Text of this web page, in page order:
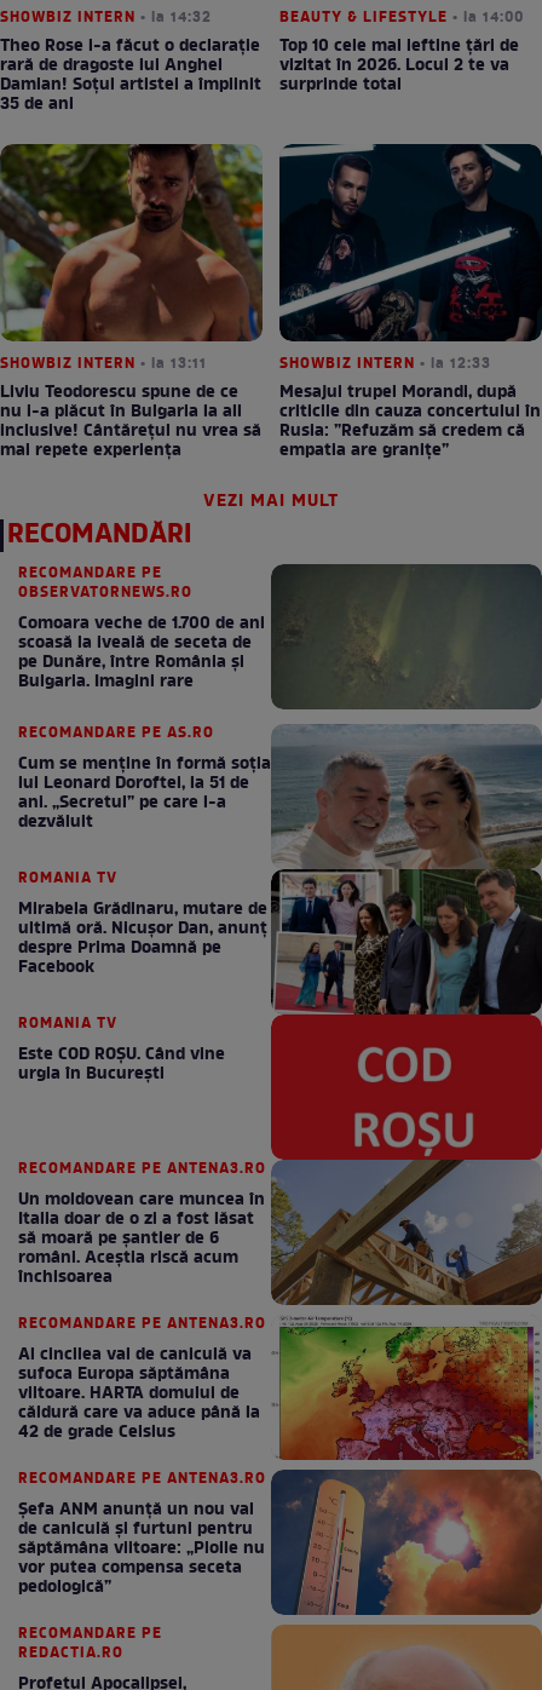
SHOWBIZ INTERN • la 14:32
Theo Rose i-a făcut o declarație
rară de dragoste lui Anghel
Damian! Soțul artistei a împlinit
35 de ani
BEAUTY & LIFESTYLE • la 14:00
Top 10 cele mai ieftine țări de
vizitat în 2026. Locul 2 te va
surprinde total
SHOWBIZ INTERN • la 13:11
Liviu Teodorescu spune de ce
nu i-a plăcut în Bulgaria la all
inclusive! Cântărețul nu vrea să
mai repete experiența
SHOWBIZ INTERN • la 12:33
Mesajul trupei Morandi, după
criticile din cauza concertului în
Rusia: ”Refuzăm să credem că
empatia are granițe”
VEZI MAI MULT
RECOMANDĂRI
RECOMANDARE PE
OBSERVATORNEWS.RO
Comoara veche de 1.700 de ani
scoasă la iveală de seceta de
pe Dunăre, între România şi
Bulgaria. Imagini rare
RECOMANDARE PE AS.RO
Cum se menţine în formă soţia
lui Leonard Doroftei, la 51 de
ani. „Secretul” pe care l-a
dezvăluit
ROMANIA TV
Mirabela Grădinaru, mutare de
ultimă oră. Nicuşor Dan, anunţ
despre Prima Doamnă pe
Facebook
ROMANIA TV
Este COD ROŞU. Când vine
urgia în Bucureşti
RECOMANDARE PE ANTENA3.RO
Un moldovean care muncea în
Italia doar de o zi a fost lăsat
să moară pe şantier de 6
români. Aceștia riscă acum
închisoarea
RECOMANDARE PE ANTENA3.RO
Al cincilea val de caniculă va
sufoca Europa săptămâna
viitoare. HARTA domului de
căldură care va aduce până la
42 de grade Celsius
RECOMANDARE PE ANTENA3.RO
Șefa ANM anunță un nou val
de caniculă și furtuni pentru
săptămâna viitoare: „Ploile nu
vor putea compensa seceta
pedologică”
RECOMANDARE PE
REDACTIA.RO